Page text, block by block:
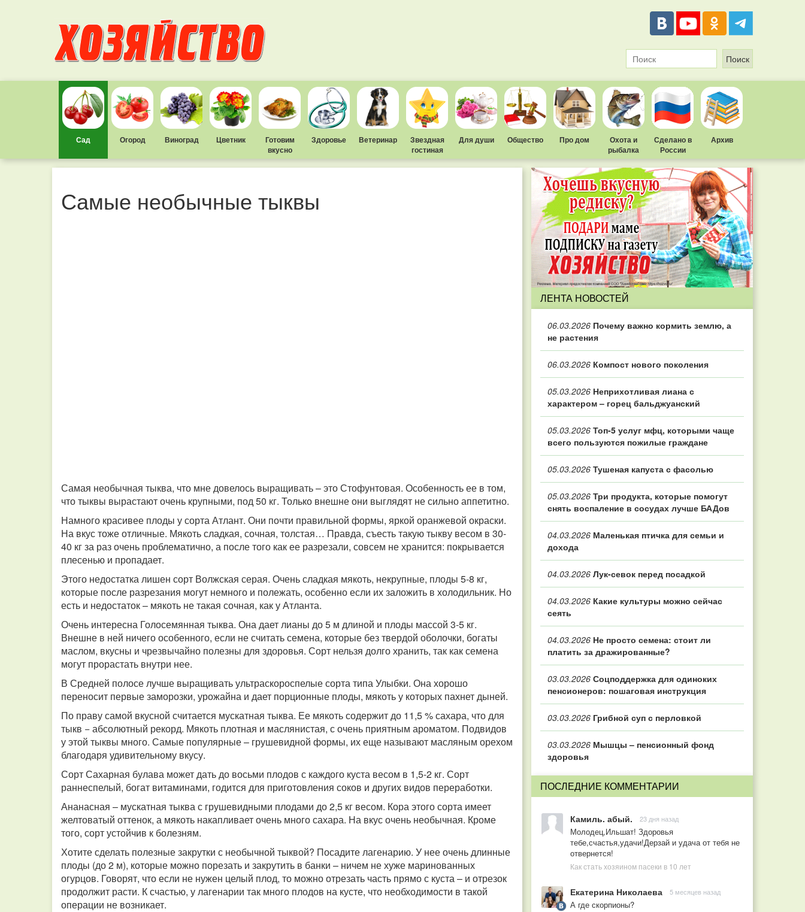
Сад Огород Виноград Цветник
Готовим
вкусно
Здоровье Ветеринар
Звездная
гостиная
Для души Общество Про дом
Охота и
рыбалка
Сделано в
России
Архив
Самые необычные тыквы
Самая необычная тыква, что мне довелось выращивать – это Стофунтовая. Особенность ее в том,
что тыквы вырастают очень крупными, под 50 кг. Только внешне они выглядят не сильно аппетитно.
Намного красивее плоды у сорта Атлант. Они почти правильной формы, яркой оранжевой окраски.
На вкус тоже отличные. Мякоть сладкая, сочная, толстая… Правда, съесть такую тыкву весом в 30-
40 кг за раз очень проблематично, а после того как ее разрезали, совсем не хранится: покрывается
плесенью и пропадает.
Этого недостатка лишен сорт Волжская серая. Очень сладкая мякоть, некрупные, плоды 5-8 кг,
которые после разрезания могут немного и полежать, особенно если их заложить в холодильник. Но
есть и недостаток – мякоть не такая сочная, как у Атланта.
Очень интересна Голосемянная тыква. Она дает лианы до 5 м длиной и плоды массой 3-5 кг.
Внешне в ней ничего особенного, если не считать семена, которые без твердой оболочки, богаты
маслом, вкусны и чрезвычайно полезны для здоровья. Сорт нельзя долго хранить, так как семена
могут прорастать внутри нее.
В Средней полосе лучше выращивать ультраскороспелые сорта типа Улыбки. Она хорошо
переносит первые заморозки, урожайна и дает порционные плоды, мякоть у которых пахнет дыней.
По праву самой вкусной считается мускатная тыква. Ее мякоть содержит до 11,5 % сахара, что для
тыкв − абсолютный рекорд. Мякоть плотная и маслянистая, с очень приятным ароматом. Подвидов
у этой тыквы много. Самые популярные – грушевидной формы, их еще называют масляным орехом
благодаря удивительному вкусу.
Сорт Сахарная булава может дать до восьми плодов с каждого куста весом в 1,5-2 кг. Сорт
раннеспелый, богат витаминами, годится для приготовления соков и других видов переработки.
Ананасная – мускатная тыква с грушевидными плодами до 2,5 кг весом. Кора этого сорта имеет
желтоватый оттенок, а мякоть накапливает очень много сахара. На вкус очень необычная. Кроме
того, сорт устойчив к болезням.
Хотите сделать полезные закрутки с необычной тыквой? Посадите лагенарию. У нее очень длинные
плоды (до 2 м), которые можно порезать и закрутить в банки – ничем не хуже маринованных
огурцов. Говорят, что если не нужен целый плод, то можно отрезать часть прямо с куста – и отрезок
продолжит расти. К счастью, у лагенарии так много плодов на кусте, что необходимости в такой
операции не возникает.
ЛЕНТА НОВОСТЕЙ
06.03.2026 Почему важно кормить землю, а
не растения
06.03.2026 Компост нового поколения
05.03.2026 Неприхотливая лиана с
характером – горец бальджуанский
05.03.2026 Топ‑5 услуг мфц, которыми чаще
всего пользуются пожилые граждане
05.03.2026 Тушеная капуста с фасолью
05.03.2026 Три продукта, которые помогут
снять воспаление в сосудах лучше БАДов
04.03.2026 Маленькая птичка для семьи и
дохода
04.03.2026 Лук-севок перед посадкой
04.03.2026 Какие культуры можно сейчас
сеять
04.03.2026 Не просто семена: стоит ли
платить за дражированные?
03.03.2026 Соцподдержка для одиноких
пенсионеров: пошаговая инструкция
03.03.2026 Грибной суп с перловкой
03.03.2026 Мышцы – пенсионный фонд
здоровья
ПОСЛЕДНИЕ КОММЕНТАРИИ
Камиль. абый. 23 дня назад
Молодец,Ильшат! Здоровья
тебе,счастья,удачи!Дерзай и удача от тебя не
отвернется!
Как стать хозяином пасеки в 10 лет
Екатерина Николаева 5 месяцев назад
А где скорпионы?